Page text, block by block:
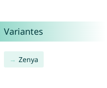
Variantes
Zenya